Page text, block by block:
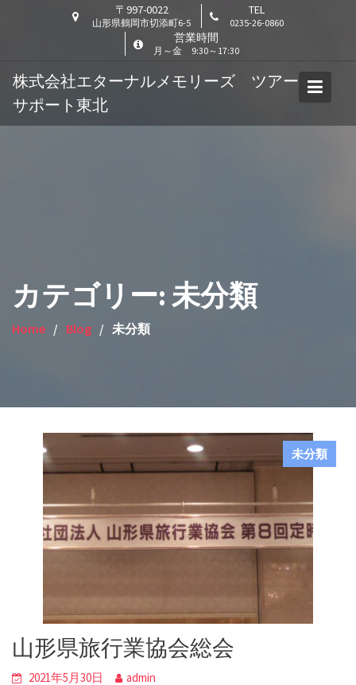
〒997-0022
山形県鶴岡市切添町6-5
TEL
0235-26-0860
営業時間
月～金 9:30～17:30
株式会社エターナルメモリーズ ツアー
サポート東北
カテゴリー: 未分類
Home Blog 未分類
未分類
山形県旅行業協会総会
2021年5月30日 admin